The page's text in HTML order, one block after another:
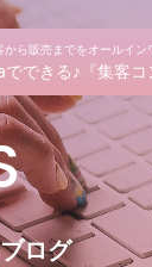
ら販売までをオールイン
でできる♪『集客
ログ